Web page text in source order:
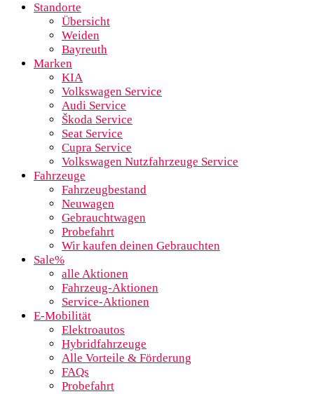
Standorte
Übersicht
Weiden
Bayreuth
Marken
KIA
Volkswagen Service
Audi Service
Škoda Service
Seat Service
Cupra Service
Volkswagen Nutzfahrzeuge Service
Fahrzeuge
Fahrzeugbestand
Neuwagen
Gebrauchtwagen
Probefahrt
Wir kaufen deinen Gebrauchten
Sale%
alle Aktionen
Fahrzeug-Aktionen
Service-Aktionen
E-Mobilität
Elektroautos
Hybridfahrzeuge
Alle Vorteile & Förderung
FAQs
Probefahrt